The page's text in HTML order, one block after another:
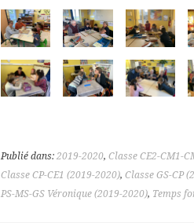
Publié dans: 2019-2020, Classe CE2-CM1-
Classe CP-CE1 (2019-2020), Classe GS-CP
PS-MS-GS Véronique (2019-2020), Temps